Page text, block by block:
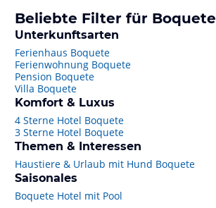
Beliebte Filter für Boquete
Unterkunftsarten
Ferienhaus Boquete
Ferienwohnung Boquete
Pension Boquete
Villa Boquete
Komfort & Luxus
4 Sterne Hotel Boquete
3 Sterne Hotel Boquete
Themen & Interessen
Haustiere & Urlaub mit Hund Boquete
Saisonales
Boquete Hotel mit Pool